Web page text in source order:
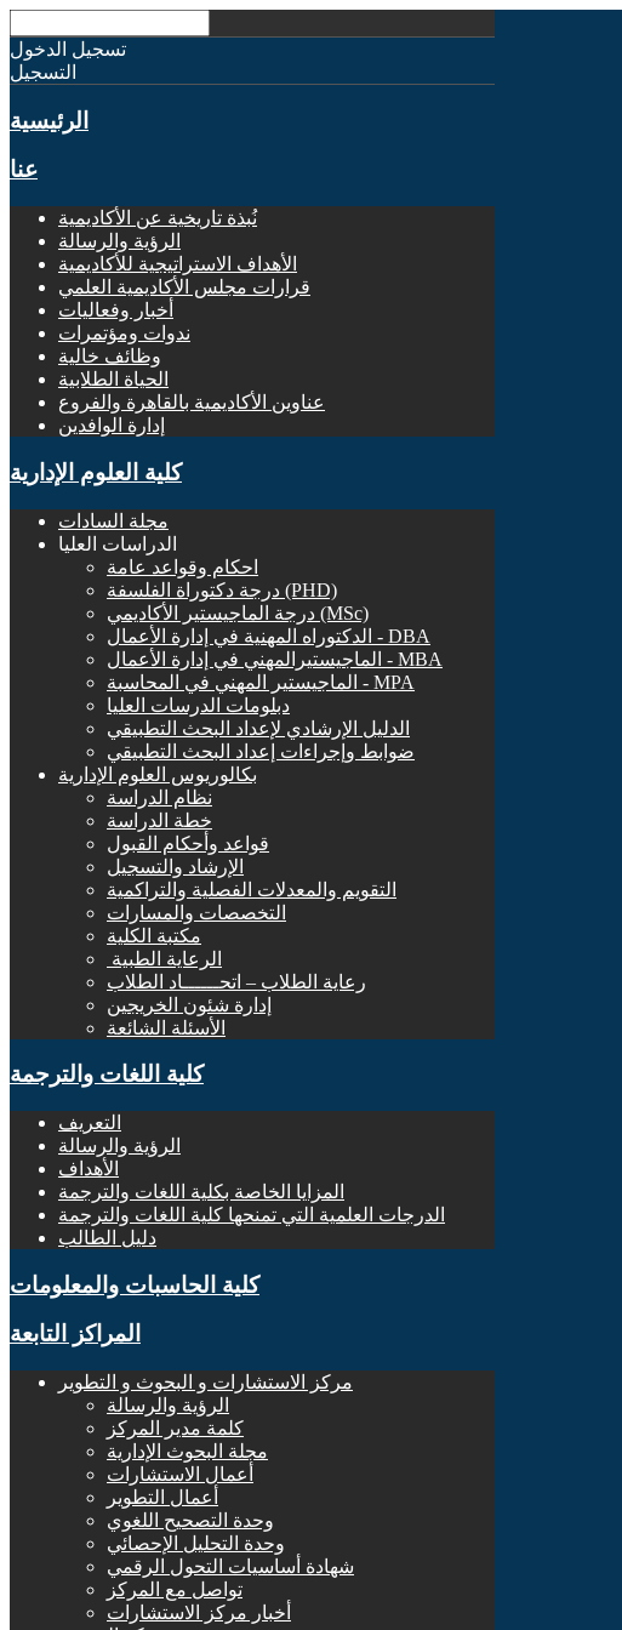
تسجيل الدخول
التسجيل
الرئيسية
عنا
نُبذة تاريخية عن الأكاديمية
الرؤية والرسالة
الأهداف الاستراتيجية للأكاديمية
قرارات مجلس الأكاديمية العلمي
أخبار وفعاليات
ندوات ومؤتمرات
وظائف خالية
الحياة الطلابية
عناوين الأكاديمية بالقاهرة والفروع
إدارة الوافدين
كلية العلوم الإدارية
مجلة السادات
الدراسات العليا
احكام وقواعد عامة
درجة دكتوراة الفلسفة (PHD)
درجة الماجيستير الأكاديمي (MSc)
الدكتوراه المهنية في إدارة الأعمال - DBA
الماجيستيرالمهني في إدارة الأعمال - MBA
الماجيستير المهني في المحاسبة - MPA
دبلومات الدرسات العليا
الدليل الإرشادي لإعداد البحث التطبيقي
ضوابط وإجراءات إعداد البحث التطبيقي
بكالوريوس العلوم الإدارية
نظام الدراسة
خطة الدراسة
قواعد وأحكام القبول
الإرشاد والتسجيل
التقويم والمعدلات الفصلية والتراكمية
التخصصات والمسارات
مكتبة الكلية
الرعاية الطبية ‏
رعاية الطلاب – اتحــــــاد الطلاب
إدارة شئون الخريجين
الأسئلة الشائعة
كلية اللغات والترجمة
التعريف
الرؤية والرسالة
الأهداف
المزايا الخاصة بكلية اللغات والترجمة
الدرجات العلمية التي تمنحها كلية اللغات والترجمة
دليل الطالب
كلية الحاسبات والمعلومات
المراكز التابعة
مركز الاستشارات و البحوث و التطوير
الرؤية والرسالة
كلمة مدير المركز
مجلة البحوث الإدارية
أعمال الاستشارات
أعمال التطوير
وحدة التصحيح اللغوي
وحدة التحليل الإحصائي
شهادة أساسيات التحول الرقمي
تواصل مع المركز
أخبار مركز الاستشارات